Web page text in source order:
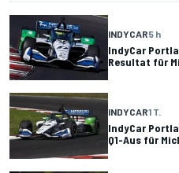
INDYCAR5 h
IndyCar
Resultat für
INDYCAR1 T.
IndyCar
Q1-Aus für